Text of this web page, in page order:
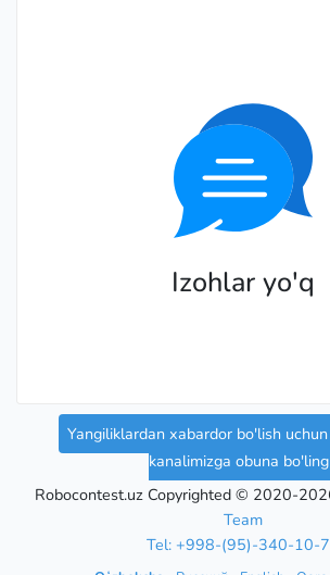
Izohlar yo'q
Yangiliklardan xabardor bo'lish uchun
kanalimizga obuna bo'ling
Robocontest.uz Copyrighted © 2020-
Team
Tel: +998-(95)-340-10-